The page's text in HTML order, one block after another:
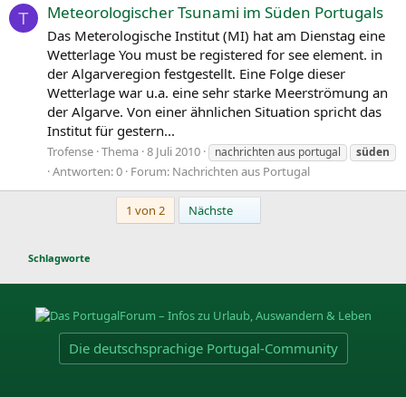
T Meteorologischer Tsunami im Süden Portugals
Das Meterologische Institut (MI) hat am Dienstag eine
Wetterlage You must be registered for see element. in
der Algarveregion festgestellt. Eine Folge dieser
Wetterlage war u.a. eine sehr starke Meerströmung an
der Algarve. Von einer ähnlichen Situation spricht das
Institut für gestern...
Trofense Thema 8 Juli 2010 nachrichten aus portugal süden
Antworten: 0 Forum: Nachrichten aus Portugal
1 von 2 Nächste
Schlagworte
Die deutschsprachige Portugal-Community